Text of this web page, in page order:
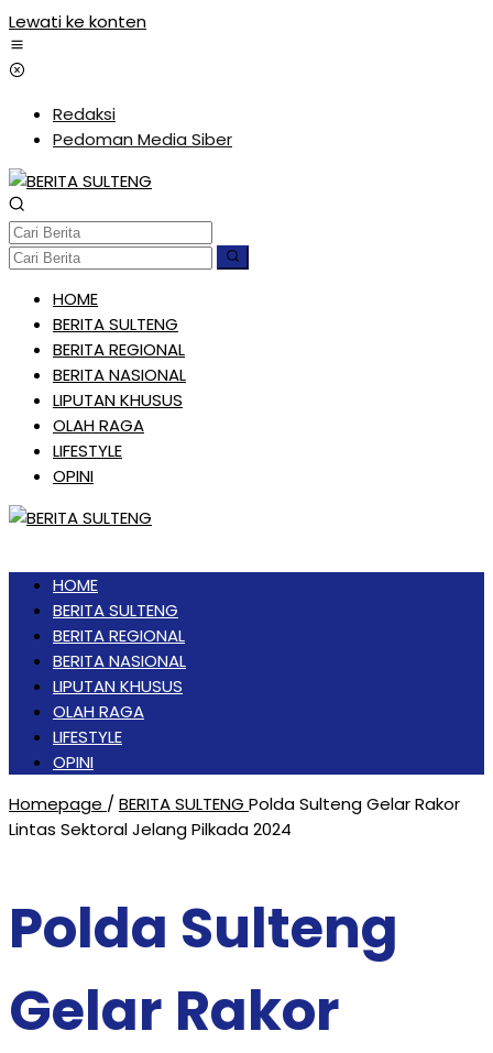
Lewati ke konten
Redaksi
Pedoman Media Siber
HOME
BERITA SULTENG
BERITA REGIONAL
BERITA NASIONAL
LIPUTAN KHUSUS
OLAH RAGA
LIFESTYLE
OPINI
HOME
BERITA SULTENG
BERITA REGIONAL
BERITA NASIONAL
LIPUTAN KHUSUS
OLAH RAGA
LIFESTYLE
OPINI
Homepage / BERITA SULTENG Polda Sulteng Gelar Rakor
Lintas Sektoral Jelang Pilkada 2024
Polda Sulteng
Gelar Rakor